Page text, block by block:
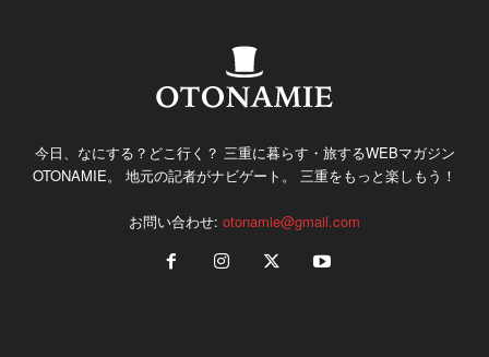
今日、なにする？どこ行く？ 三重に暮らす・旅するWEBマガジン
OTONAMIE。 地元の記者がナビゲート。 三重をもっと楽しもう！
お問い合わせ: otonamie@gmail.com